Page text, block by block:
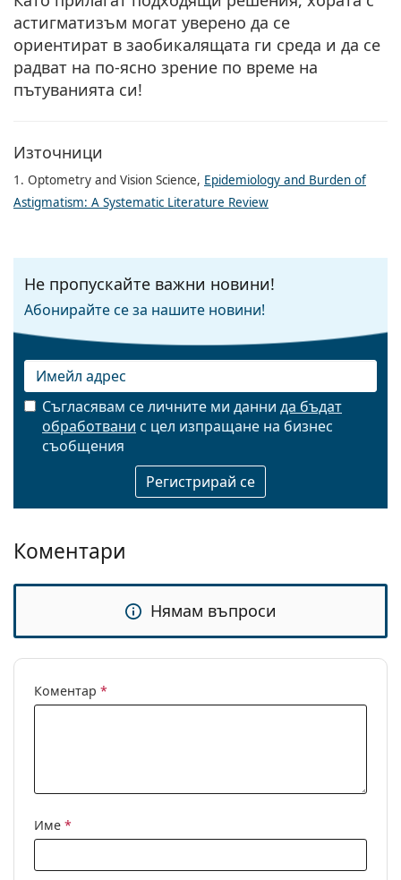
астигматизъм могат уверено да се
ориентират в заобикалящата ги среда и да се
радват на по-ясно зрение по време на
пътуванията си!
Източници
1. Optometry and Vision Science, Epidemiology and Burden of
Astigmatism: A Systematic Literature Review
Не пропускайте важни новини!
Абонирайте се за нашите новини!
Имейл
Съгласявам се личните ми данни да бъдат
обработвани с цел изпращане на бизнес
съобщения
Коментари
Нямам въпроси
Коментар *
Име *